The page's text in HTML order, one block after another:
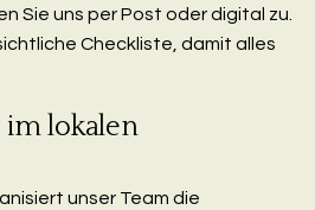
Sie uns per Post oder digital zu.
Checkliste, damit alles
im lokalen
unser Team die